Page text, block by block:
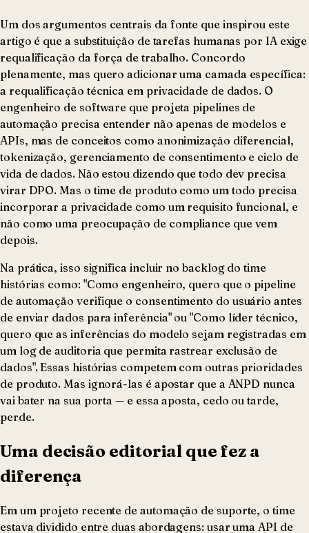
Um dos argumentos centrais da fonte que inspirou este
artigo é que a substituição de tarefas humanas por IA exige
requalificação da força de trabalho. Concordo
plenamente, mas quero adicionar uma camada específica:
a requalificação técnica em privacidade de dados. O
engenheiro de software que projeta pipelines de
automação precisa entender não apenas de modelos e
APIs, mas de conceitos como anonimização diferencial,
tokenização, gerenciamento de consentimento e ciclo de
vida de dados. Não estou dizendo que todo dev precisa
virar DPO. Mas o time de produto como um todo precisa
incorporar a privacidade como um requisito funcional, e
não como uma preocupação de compliance que vem
depois.
Na prática, isso significa incluir no backlog do time
histórias como: "Como engenheiro, quero que o pipeline
de automação verifique o consentimento do usuário antes
de enviar dados para inferência" ou "Como líder técnico,
quero que as inferências do modelo sejam registradas em
um log de auditoria que permita rastrear exclusão de
dados". Essas histórias competem com outras prioridades
de produto. Mas ignorá-las é apostar que a ANPD nunca
vai bater na sua porta — e essa aposta, cedo ou tarde,
perde.
Uma decisão editorial que fez a
diferença
Em um projeto recente de automação de suporte, o time
estava dividido entre duas abordagens: usar uma API de